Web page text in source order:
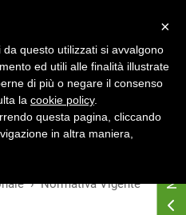
Normativa Vigente
×
questo utilizzati si avvalgono
ed utili alle finalità illustrate
di più o negare il consenso
la cookie policy.
questa pagina, cliccando
in altra maniera,